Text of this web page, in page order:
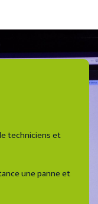
techniciens et
une panne et